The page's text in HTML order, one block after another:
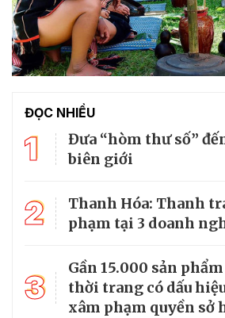
ĐỌC NHIỀU
1
Đưa “hòm thư số”
biên giới
2
Thanh Hóa: Thanh
phạm tại 3 doanh
3
Gần 15.000 sản
thời trang có dấu
xâm phạm quyền sở